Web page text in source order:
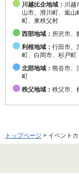
川越比企地域： 川越
山市、滑川町、嵐
町、東秩父村
西部地域： 所沢市、
利根地域： 行田市、
町、白岡市、杉戸町
北部地域： 熊谷市、
町
秩父地域： 秩父市、
トップページ > イベント